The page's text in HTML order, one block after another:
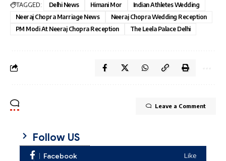
TAGGED: Delhi News Himani Mor
Indian Athletes Wedding
Neeraj Chopra Marriage News
Neeraj Chopra Wedding Reception
PM Modi At Neeraj Chopra Reception
The Leela Palace Delhi
Leave a Comment
Follow US
Facebook Like